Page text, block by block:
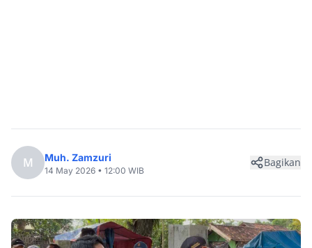
M Muh. Zamzuri
14 May 2026 • 12:00 WIB
Bagikan